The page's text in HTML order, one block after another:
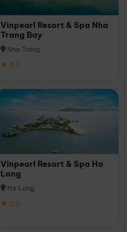
Vinpearl Resort & Spa Nha
Trang Bay
Nha Trang
★ 5.0
Vinpearl Resort & Spa Ha
Long
Hạ Long
★ 5.0